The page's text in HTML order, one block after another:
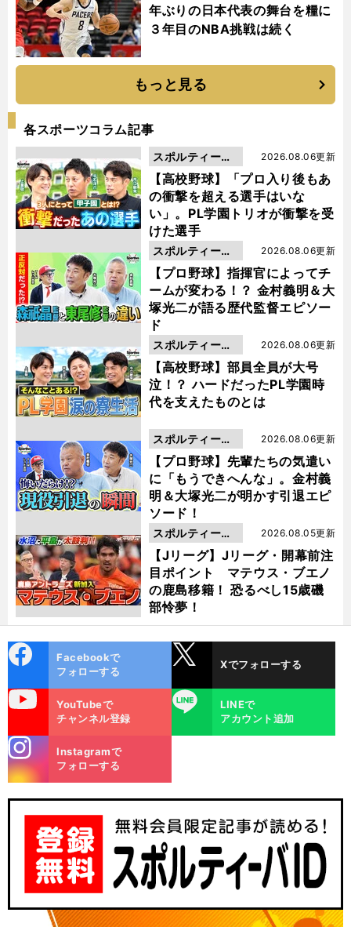
年ぶりの日本代表の舞台を糧に
３年目のNBA挑戦は続く
もっと見る
各スポーツコラム記事
【高校野球】「プロ入り後もあ
の衝撃を超える選手はいな
い」。PL学園トリオが衝撃を受
けた選手
2026.08.06更新
スポルティーバ
動画
【プロ野球】指揮官によってチ
ームが変わる！？ 金村義明＆大
塚光二が語る歴代監督エピソー
ド
2026.08.06更新
スポルティーバ
動画
【高校野球】部員全員が大号
泣！？ ハードだったPL学園時
代を支えたものとは
2026.08.06更新
スポルティーバ
動画
【プロ野球】先輩たちの気遣い
に「もうできへんな」。金村義
明＆大塚光二が明かす引退エピ
ソード！
2026.08.06更新
スポルティーバ
動画
【Jリーグ】Jリーグ・開幕前注
目ポイント マテウス・ブエノ
の鹿島移籍！ 恐るべし15歳磯
部怜夢！
2026.08.05更新
スポルティーバ
動画
ok
Facebookで
フォローする
Xでフォローする
YouTubeで
チャンネル登録
LINE
LINEで
アカウント追加
m
Instagramで
フォローする